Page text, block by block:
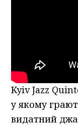
Kyiv Jazz
у якому
видатний